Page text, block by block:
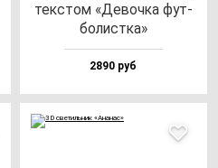
тек­стом «Девоч­ка фут­
бо­лис­тка»
2890 руб